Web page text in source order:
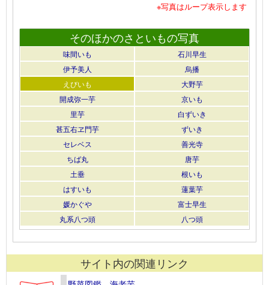
※写真はループ表示します
そのほかのさといもの写真
味間いも
石川早生
伊予美人
烏播
えびいも
大野芋
開成弥一芋
京いも
里芋
白ずいき
甚五右ヱ門芋
ずいき
セレベス
善光寺
ちば丸
唐芋
土垂
根いも
はすいも
蓮葉芋
媛かぐや
富士早生
丸系八つ頭
八つ頭
サイト内の関連リンク